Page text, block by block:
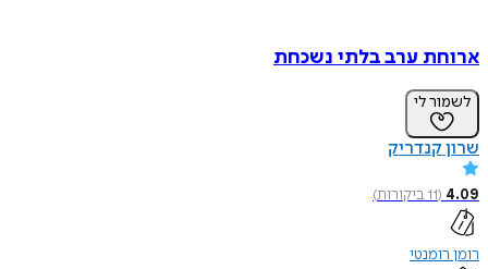
ארוחת ערב בלתי נשכחת
לשמור לי
שרון קנדריק
4.09
(
11ביקורות)
רומן רומנטי